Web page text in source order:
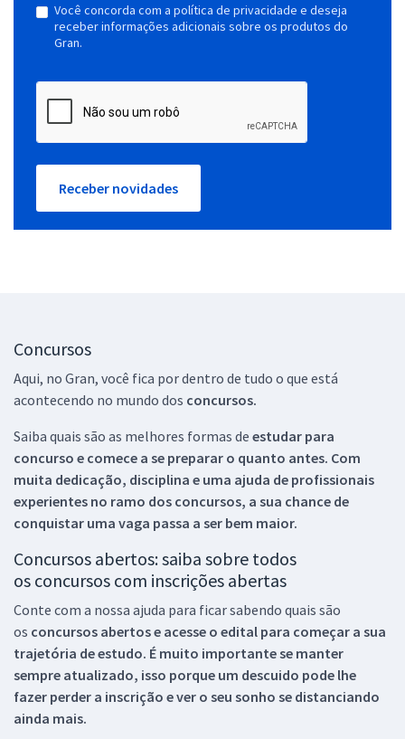
Você concorda com a política de privacidade e deseja
receber informações adicionais sobre os produtos do
Gran.
Receber novidades
Concursos
Aqui, no Gran, você fica por dentro de tudo o que está
acontecendo no mundo dos concursos.
Saiba quais são as melhores formas de estudar para
concurso e comece a se preparar o quanto antes. Com
muita dedicação, disciplina e uma ajuda de profissionais
experientes no ramo dos concursos, a sua chance de
conquistar uma vaga passa a ser bem maior.
Concursos abertos: saiba sobre todos
os concursos com inscrições abertas
Conte com a nossa ajuda para ficar sabendo quais são
os concursos abertos e acesse o edital para começar a sua
trajetória de estudo. É muito importante se manter
sempre atualizado, isso porque um descuido pode lhe
fazer perder a inscrição e ver o seu sonho se distanciando
ainda mais.